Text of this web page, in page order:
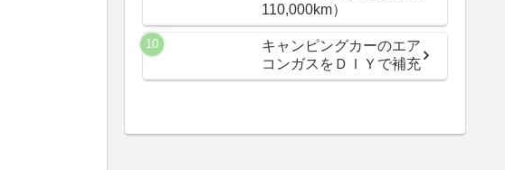
110,000km）
キャンピングカーのエア
コンガスをＤＩＹで補充